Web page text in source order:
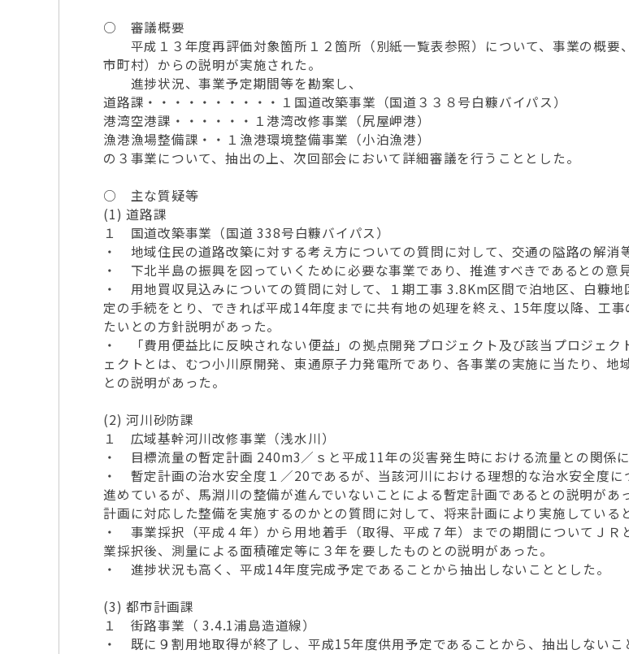
○ 審議概要
平成１３年度再評価対象箇所１２箇所（別紙一覧表参照）について、事業の概要
市町村）からの説明が実施された。
進捗状況、事業予定期間等を勘案し、
道路課・・・・・・・・・・１国道改築事業（国道３３８号白糠バイパス）
港湾空港課・・・・・・１港湾改修事業（尻屋岬港）
漁港漁場整備課・・１漁港環境整備事業（小泊漁港）
の３事業について、抽出の上、次回部会において詳細審議を行うこととした。
○ 主な質疑等
(1) 道路課
１ 国道改築事業（国道 338号白糠バイパス）
・ 地域住民の道路改築に対する考え方についての質問に対して、交通の隘路の解消
・ 下北半島の振興を図っていくために必要な事業であり、推進すべきであるとの意
・ 用地買収見込みについての質問に対して、１期工事 3.8Km区間で泊地区、白糠
定の手続をとり、できれば平成14年度までに共有地の処理を終え、15年度以降、工
たいとの方針説明があった。
・ 「費用便益比に反映されない便益」の拠点開発プロジェクト及び該当プロジェ
ェクトとは、むつ小川原開発、東通原子力発電所であり、各事業の実施に当たり、
との説明があった。
(2) 河川砂防課
１ 広域基幹河川改修事業（浅水川）
・ 目標流量の暫定計画 240m3／ｓと平成11年の災害発生時における流量との関係
・ 暫定計画の治水安全度１／20であるが、当該河川における理想的な治水安全度
進めているが、馬淵川の整備が進んでいないことによる暫定計画であるとの説明が
計画に対応した整備を実施するのかとの質問に対して、将来計画により実施している
・ 事業採択（平成４年）から用地着手（取得、平成７年）までの期間についてＪ
業採択後、測量による面積確定等に３年を要したものとの説明があった。
・ 進捗状況も高く、平成14年度完成予定であることから抽出しないこととした。
(3) 都市計画課
１ 街路事業（ 3.4.1浦島造道線）
・ 既に９割用地取得が終了し、平成15年度供用予定であることから、抽出しないこ